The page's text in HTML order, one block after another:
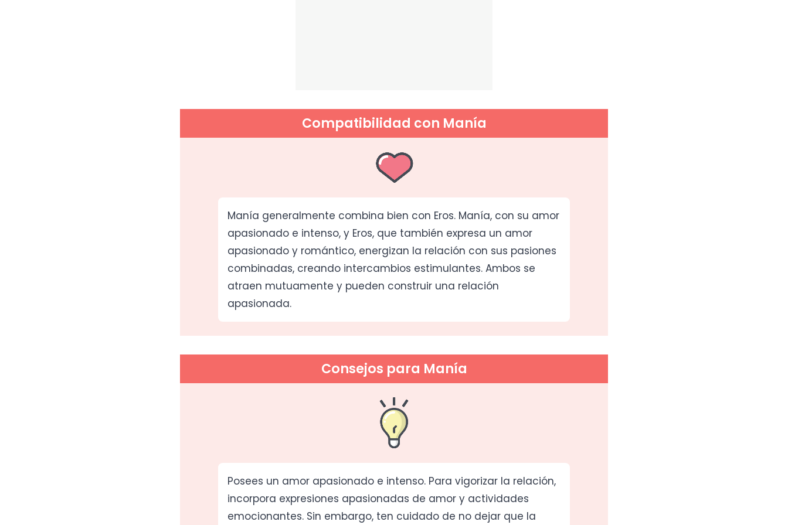
Compatibilidad con Manía
Manía generalmente combina bien con Eros. Manía, con su amor
apasionado e intenso, y Eros, que también expresa un amor
apasionado y romántico, energizan la relación con sus pasiones
combinadas, creando intercambios estimulantes. Ambos se
atraen mutuamente y pueden construir una relación
apasionada.
Consejos para Manía
Posees un amor apasionado e intenso. Para vigorizar la relación,
incorpora expresiones apasionadas de amor y actividades
emocionantes. Sin embargo, ten cuidado de no dejar que la